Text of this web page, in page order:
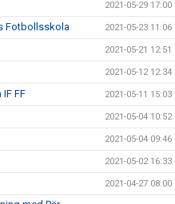
2021-05-29 17:00
Fotbollsskola 2021-05-23 11:06
2021-05-21 12:51
2021-05-12 12:34
FF 2021-05-11 15:03
2021-05-04 10:52
2021-05-04 09:46
2021-05-02 16:33
2021-04-27 08:00